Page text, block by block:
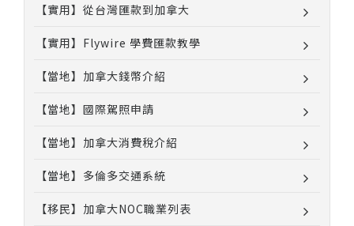
【實用】從台灣匯款到加拿大
【實用】Flywire 學費匯款教學
【當地】加拿大錢幣介紹
【當地】國際駕照申請
【當地】加拿大消費稅介紹
【當地】多倫多交通系統
【移民】加拿大NOC職業列表